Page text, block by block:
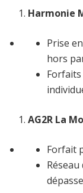
Harmonie
Prise
hors
AG2R La
Forfait